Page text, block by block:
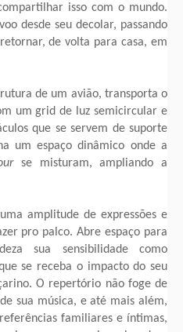
isso com o mundo.
desde seu decolar, passando
de volta para casa, em
de um avião, transporta o
um grid de luz semicircular e
que se servem de suporte
um espaço dinâmico onde a
se misturam, ampliando a
amplitude de expressões e
pro palco. Abre espaço para
sua sensibilidade como
se receba o impacto do seu
O repertório não foge de
sua música, e até mais além,
familiares e íntimas,